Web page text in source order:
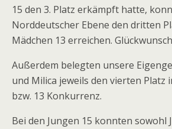
15 den 3. Platz erkämpft hatte,
Norddeutscher Ebene den dritten
Mädchen 13 erreichen.
Außerdem belegten unsere
und Milica jeweils den vierten Platz
bzw. 13 Konkurrenz.
Bei den Jungen 15 konnten sowohl